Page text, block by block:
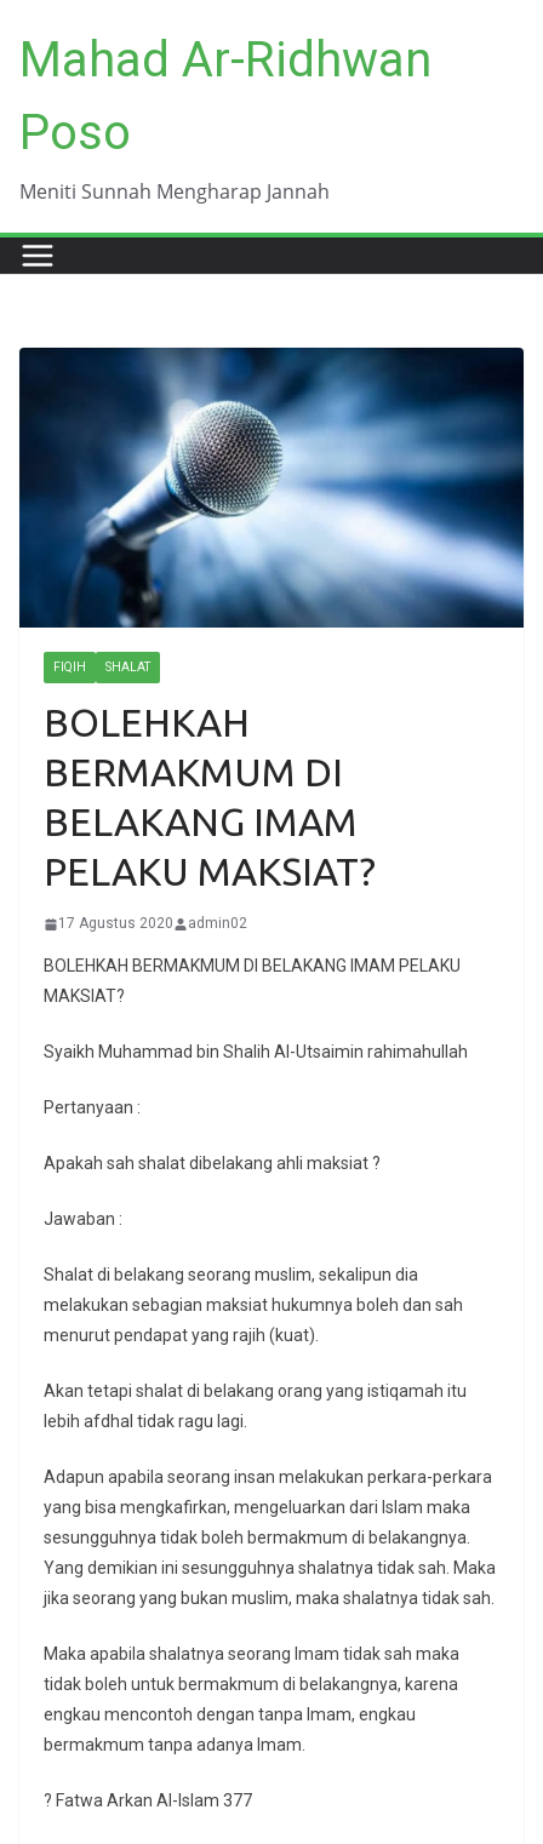
content
Mahad Ar-Ridhwan
Poso
Meniti Sunnah Mengharap Jannah
FIQIH SHALAT
BOLEHKAH
BERMAKMUM DI
BELAKANG IMAM
PELAKU MAKSIAT?
17 Agustus 2020 admin02
BOLEHKAH BERMAKMUM DI BELAKANG IMAM PELAKU
MAKSIAT?
Syaikh Muhammad bin Shalih Al-Utsaimin rahimahullah
Pertanyaan :
Apakah sah shalat dibelakang ahli maksiat ?
Jawaban :
Shalat di belakang seorang muslim, sekalipun dia
melakukan sebagian maksiat hukumnya boleh dan sah
menurut pendapat yang rajih (kuat).
Akan tetapi shalat di belakang orang yang istiqamah itu
lebih afdhal tidak ragu lagi.
Adapun apabila seorang insan melakukan perkara-perkara
yang bisa mengkafirkan, mengeluarkan dari Islam maka
sesungguhnya tidak boleh bermakmum di belakangnya.
Yang demikian ini sesungguhnya shalatnya tidak sah. Maka
jika seorang yang bukan muslim, maka shalatnya tidak sah.
Maka apabila shalatnya seorang Imam tidak sah maka
tidak boleh untuk bermakmum di belakangnya, karena
engkau mencontoh dengan tanpa Imam, engkau
bermakmum tanpa adanya Imam.
? Fatwa Arkan Al-Islam 377